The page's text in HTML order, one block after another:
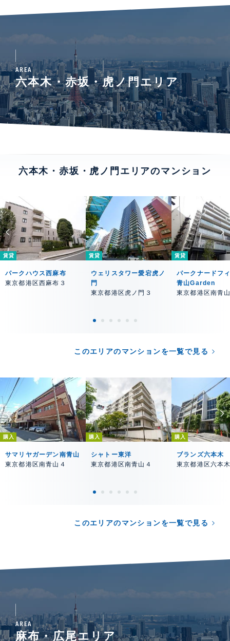
AREA
六本木・赤坂・虎ノ門エリア
六本木・赤坂・虎ノ門エリアのマンション
賃貸
パークハウス西麻布
東京都港区西麻布３
賃貸
ウェリスタワー愛宕虎ノ
門
東京都港区虎ノ門３
賃貸
パークナードフ
青山Garden
東京都港区南青
このエリアのマンションを一覧で見る
購入
サマリヤガーデン南青山
東京都港区南青山４
購入
シャトー東洋
東京都港区南青山４
購入
ブランズ六本木
東京都港区六本
このエリアのマンションを一覧で見る
AREA
麻布・広尾エリア